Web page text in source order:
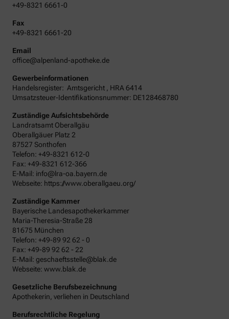
+49-8321 6661-0
Fax
+49-8321 6661-20
Email
office@alpenland-apotheke.de
Gewerbeinformationen
Handelsregister: Amtsgericht HRA 6414
Umsatzsteuer-Identifikationsnummer: DE128468780
Zuständige Aufsichtsbehörde
Landratsamt Oberallgäu
Oberallgäuer Platz 2
87527 Sonthofen
Telefon: +49-8321 612-0
Fax: +49-8321 612-366
E-Mail: info@lra-oa.bayern.de
Webseite: https://www.oberallgaeu.org/
Zuständige Kammer
Bayerische Landesapothekerkammer
Maria-Theresia-Straße 28
81675 München
Telefon: +49-89 92 62 - 0
Fax: +49-89 92 62 - 22
E-Mail: geschaeftsstelle@blak.de
Webseite: www.blak.de
Gesetzliche Berufsbezeichnung
Apothekerin, verliehen in Deutschland
Berufsrechtliche Regelung